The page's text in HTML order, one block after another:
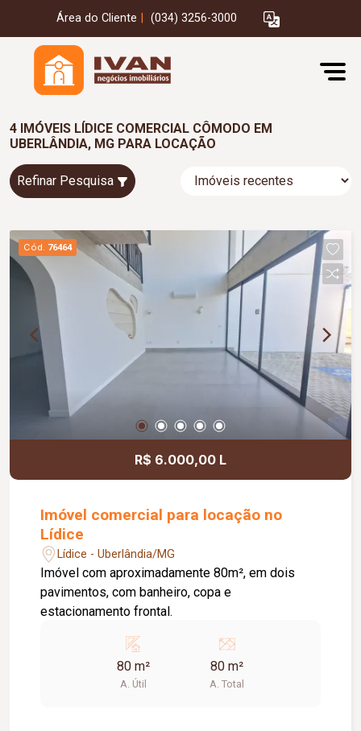
Área do Cliente (034) 3256-3000
4 IMÓVEIS LÍDICE COMERCIAL CÔMODO EM
UBERLÂNDIA, MG PARA LOCAÇÃO
Refinar Pesquisa
Cód. 76464
R$ 6.000,00 L
Imóvel comercial para locação no
Lídice
Lídice - Uberlândia/MG
Imóvel com aproximadamente 80m², em dois
pavimentos, com banheiro, copa e
estacionamento frontal.
80 m²
A. Útil
80 m²
A. Total